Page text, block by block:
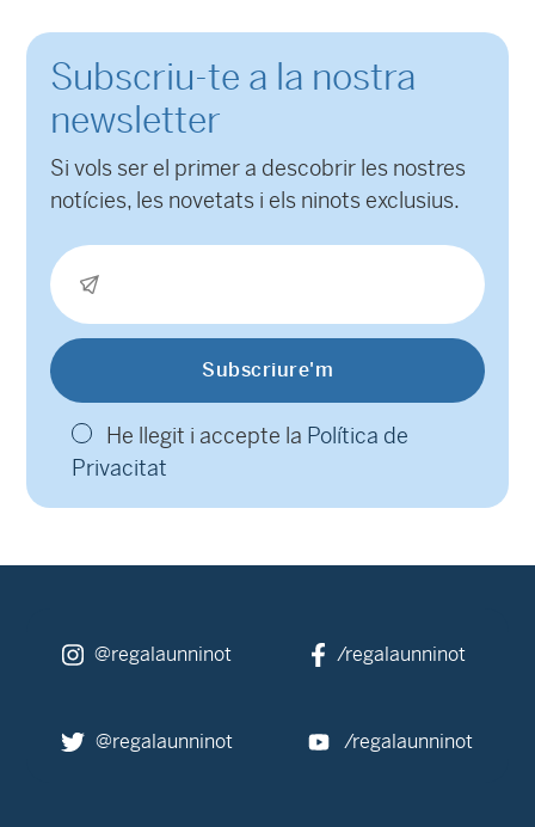
Subscriu-te a la nostra
newsletter
Si vols ser el primer a descobrir les nostres
notícies, les novetats i els ninots exclusius.
He llegit i accepte la Política de
Privacitat
@regalaunninot /regalaunninot
@regalaunninot /regalaunninot